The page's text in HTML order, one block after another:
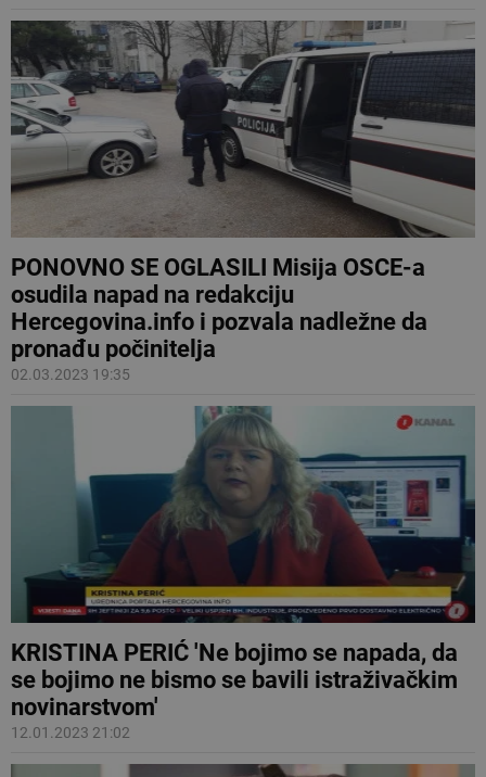
PONOVNO SE OGLASILI Misija OSCE-a
osudila napad na redakciju
Hercegovina.info i pozvala nadležne da
pronađu počinitelja
02.03.2023 19:35
KRISTINA PERIĆ 'Ne bojimo se napada, da
se bojimo ne bismo se bavili istraživačkim
novinarstvom'
12.01.2023 21:02